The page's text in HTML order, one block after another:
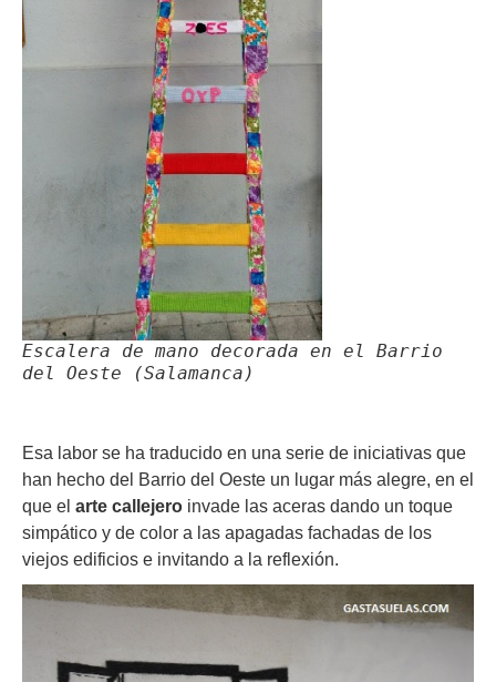
Escalera de mano decorada en el Barrio
del Oeste (Salamanca)
Esa labor se ha traducido en una serie de iniciativas que
han hecho del Barrio del Oeste un lugar más alegre, en el
que el arte callejero invade las aceras dando un toque
simpático y de color a las apagadas fachadas de los
viejos edificios e invitando a la reflexión.